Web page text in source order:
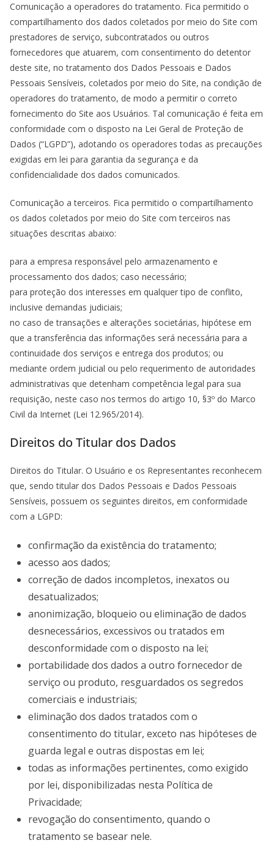
Comunicação a operadores do tratamento. Fica permitido o
compartilhamento dos dados coletados por meio do Site com
prestadores de serviço, subcontratados ou outros
fornecedores que atuarem, com consentimento do detentor
deste site, no tratamento dos Dados Pessoais e Dados
Pessoais Sensíveis, coletados por meio do Site, na condição de
operadores do tratamento, de modo a permitir o correto
fornecimento do Site aos Usuários. Tal comunicação é feita em
conformidade com o disposto na Lei Geral de Proteção de
Dados (“LGPD”), adotando os operadores todas as precauções
exigidas em lei para garantia da segurança e da
confidencialidade dos dados comunicados.
Comunicação a terceiros. Fica permitido o compartilhamento
os dados coletados por meio do Site com terceiros nas
situações descritas abaixo:
para a empresa responsável pelo armazenamento e
processamento dos dados; caso necessário;
para proteção dos interesses em qualquer tipo de conflito,
inclusive demandas judiciais;
no caso de transações e alterações societárias, hipótese em
que a transferência das informações será necessária para a
continuidade dos serviços e entrega dos produtos; ou
mediante ordem judicial ou pelo requerimento de autoridades
administrativas que detenham competência legal para sua
requisição, neste caso nos termos do artigo 10, §3º do Marco
Civil da Internet (Lei 12.965/2014).
Direitos do Titular dos Dados
Direitos do Titular. O Usuário e os Representantes reconhecem
que, sendo titular dos Dados Pessoais e Dados Pessoais
Sensíveis, possuem os seguintes direitos, em conformidade
com a LGPD:
confirmação da existência do tratamento;
acesso aos dados;
correção de dados incompletos, inexatos ou
desatualizados;
anonimização, bloqueio ou eliminação de dados
desnecessários, excessivos ou tratados em
desconformidade com o disposto na lei;
portabilidade dos dados a outro fornecedor de
serviço ou produto, resguardados os segredos
comerciais e industriais;
eliminação dos dados tratados com o
consentimento do titular, exceto nas hipóteses de
guarda legal e outras dispostas em lei;
todas as informações pertinentes, como exigido
por lei, disponibilizadas nesta Política de
Privacidade;
revogação do consentimento, quando o
tratamento se basear nele.